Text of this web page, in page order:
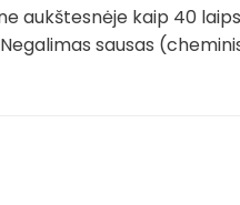
aukštesnėje kaip 40
sausas